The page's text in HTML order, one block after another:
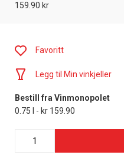
159.90 kr
Favoritt
Legg til Min vinkjeller
Bestill fra Vinmonopolet
0.75 l - kr 159.90